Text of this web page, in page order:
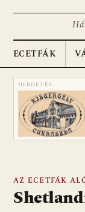
ECETFÁK
HIRDETÉS
AZ ECETFÁK